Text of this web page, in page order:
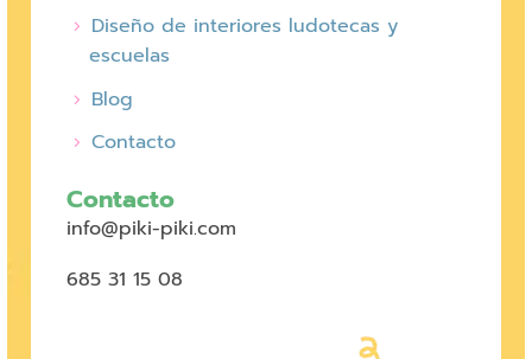
Diseño de interiores ludotecas y
escuelas
Blog
Contacto
Contacto
info@piki-piki.com
685 31 15 08